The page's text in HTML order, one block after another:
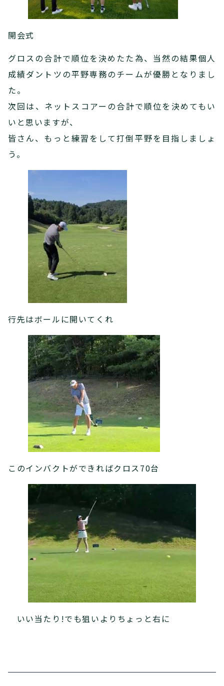
開会式
グロスの合計で順位を決めたた為、当然の結果個人
成績ダントツの平野専務のチームが優勝となりまし
た。
次回は、ネットスコアーの合計で順位を決めてもい
いと思いますが、
皆さん、もっと練習をして打倒平野を目指しましょ
う。
行先はボールに開いてくれ
このインバクトができればクロス70台
いい当たり!でも狙いよりちょっと右に